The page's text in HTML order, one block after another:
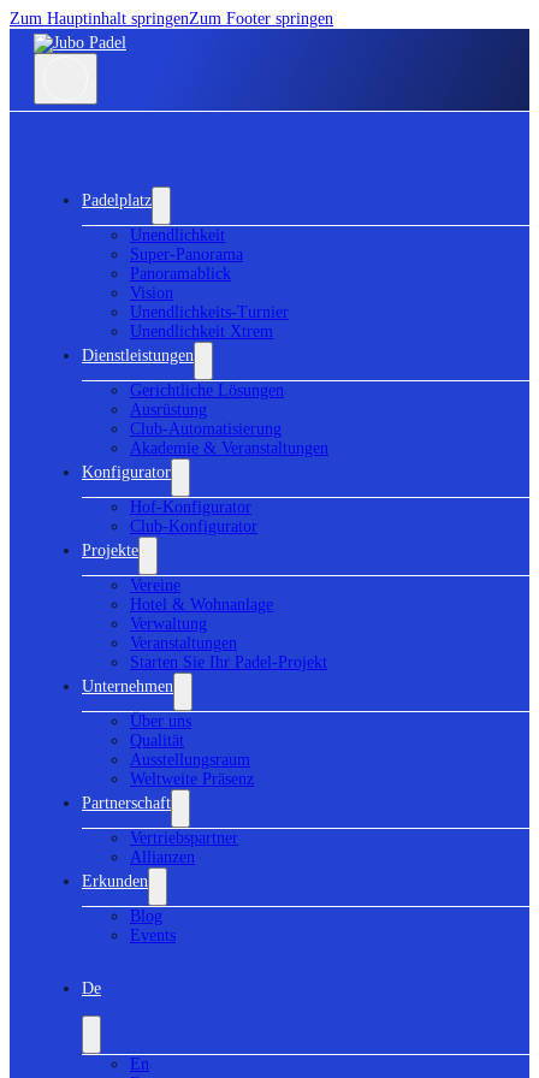
Zum Hauptinhalt springenZum Footer springen
Padelplatz
Unendlichkeit
Super-Panorama
Panoramablick
Vision
Unendlichkeits-Turnier
Unendlichkeit Xtrem
Dienstleistungen
Gerichtliche Lösungen
Ausrüstung
Club-Automatisierung
Akademie & Veranstaltungen
Konfigurator
Hof-Konfigurator
Club-Konfigurator
Projekte
Vereine
Hotel & Wohnanlage
Verwaltung
Veranstaltungen
Starten Sie Ihr Padel-Projekt
Unternehmen
Über uns
Qualität
Ausstellungsraum
Weltweite Präsenz
Partnerschaft
Vertriebspartner
Allianzen
Erkunden
Blog
Events
De
En